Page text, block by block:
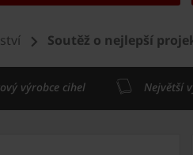
Soutěž o nejlepší
výrobce cihel Největší